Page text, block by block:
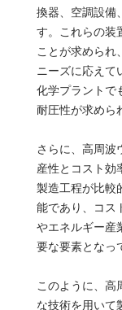
換器、空調設備
す。これらの装
ことが求められ
ニーズに応えて
化学プラントで
耐圧性が求めら
さらに、高周波
産性とコスト効
製造工程が比較
能であり、コス
やエネルギー産
要な要素となっ
このように、高
な技術を用いて